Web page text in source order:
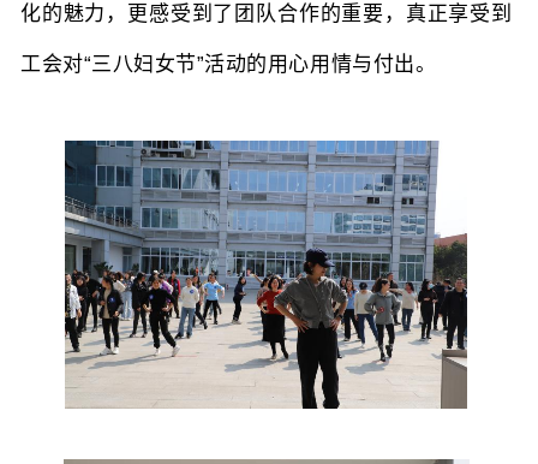
化的魅力，更感受到了团队合作的重要，真正享受到
工会对“三八妇女节”活动的用心用情与付出。